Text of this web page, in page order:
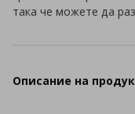
така че можете да
Описание на